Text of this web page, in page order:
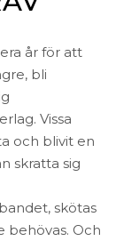
år för att
bli
Vissa
och blivit en
skratta sig
skötas
behövas. Och